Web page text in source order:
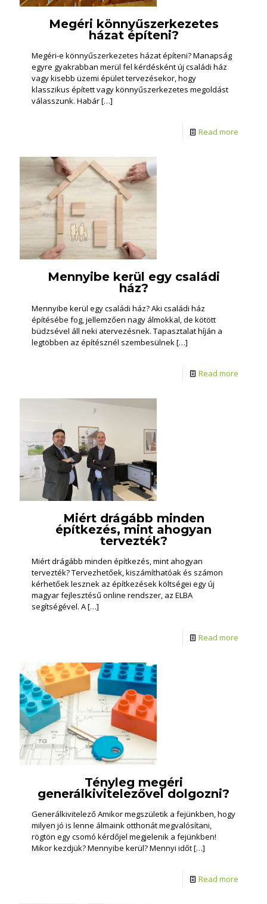
Megéri könnyűszerkezetes
házat építeni?
Megéri-e könnyűszerkezetes házat építeni? Manapság
egyre gyakrabban merül fel kérdésként új családi ház
vagy kisebb üzemi épület tervezésekor, hogy
klasszikus épített vagy könnyűszerkezetes megoldást
válasszunk. Habár[…]
Read more
Mennyibe kerül egy családi
ház?
Mennyibe kerül egy családi ház? Aki családi ház
építésébe fog, jellemzően nagy álmokkal, de kötött
büdzsével áll neki atervezésnek. Tapasztalat híján a
legtöbben az építésznél szembesülnek[…]
Read more
Miért drágább minden
építkezés, mint ahogyan
tervezték?
Miért drágább minden építkezés, mint ahogyan
tervezték? Tervezhetőek, kiszámíthatóak és számon
kérhetőek lesznek az építkezések költségei egy új
magyar fejlesztésű online rendszer, az ELBA
segítségével. A[…]
Read more
Tényleg megéri
generálkivitelezővel dolgozni?
Generálkivitelező Amikor megszületik a fejünkben, hogy
milyen jó is lenne álmaink otthonát megvalósítani,
rögtön egy csomó kérdőjel megjelenik a fejünkben!
Mikor kezdjük? Mennyibe kerül? Mennyi időt[…]
Read more